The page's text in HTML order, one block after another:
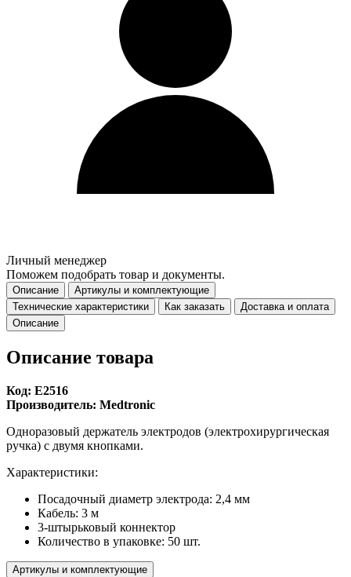
Личный менеджер
Поможем подобрать товар и документы.
Описание
Артикулы и комплектующие
Технические характеристики
Как заказать
Доставка и оплата
Описание
Описание товара
Код: E2516
Производитель: Medtronic
Одноразовый держатель электродов (электрохирургическая
ручка) с двумя кнопками.
Характеристики:
Посадочный диаметр электрода: 2,4 мм
Кабель: 3 м
3-штырьковый коннектор
Количество в упаковке: 50 шт.
Артикулы и комплектующие